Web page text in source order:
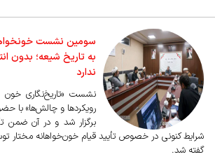
سومین نشست
به تاریخ شیعه؛ بدون
ندارد
نشست «تاریخ‌نگاری خون
رویکردها و چالش‌ها» با
برگزار شد و در آن ضمن
شرایط کنونی در خصوص تأیید قیام خون‌خواهانه
گفته شد.